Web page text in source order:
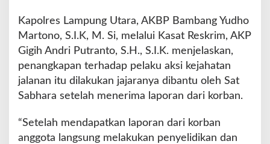
Kapolres Lampung Utara, AKBP Bambang Yudho
Martono, S.I.K, M. Si, melalui Kasat Reskrim, AKP
Gigih Andri Putranto, S.H., S.I.K. menjelaskan,
penangkapan terhadap pelaku aksi kejahatan
jalanan itu dilakukan jajaranya dibantu oleh Sat
Sabhara setelah menerima laporan dari korban.
“Setelah mendapatkan laporan dari korban
anggota langsung melakukan penyelidikan dan